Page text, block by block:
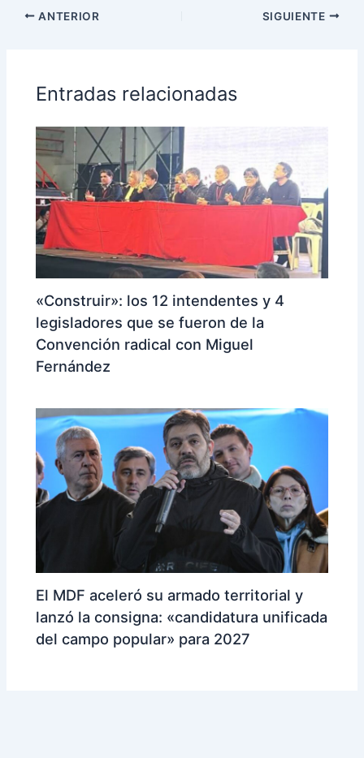
ANTERIOR SIGUIENTE
Entradas relacionadas
«Construir»: los 12 intendentes y 4
legisladores que se fueron de la
Convención radical con Miguel
Fernández
El MDF aceleró su armado territorial y
lanzó la consigna: «candidatura unificada
del campo popular» para 2027